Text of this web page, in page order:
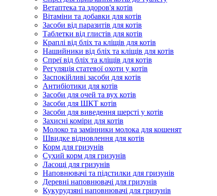
Ветаптека та здоров'я котів
Вітаміни та добавки для котів
Засоби від паразитів для котів
Таблетки від глистів для котів
Краплі від бліх та кліщів для котів
Нашийники від бліх та кліщів для котів
Спреї від бліх та кліщів для котів
Регуляція статевої охоти у котів
Заспокійливі засоби для котів
Антибіотики для котів
Засоби для очей та вух котів
Засоби для ШКТ котів
Засоби для виведення шерсті у котів
Захисні коміри для котів
Молоко та замінники молока для кошенят
Швидке відновлення для котів
Корм для гризунів
Сухий корм для гризунів
Ласощі для гризунів
Наповнювачі та підстилки для гризунів
Деревні наповнювачі для гризунів
Кукурудзяні наповнювачі для гризунів